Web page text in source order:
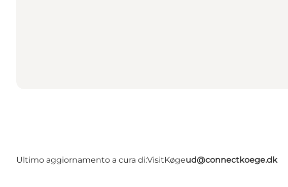
Ultimo aggiornamento a cura di:VisitKøgeud@connectkoege.dk